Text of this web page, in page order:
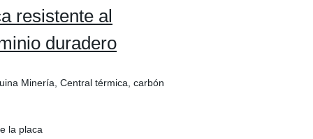
resistente al
duradero
Minería, Central térmica, carbón
la placa